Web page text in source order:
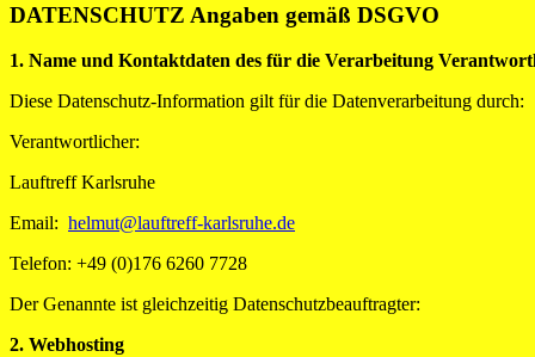
DATENSCHUTZ Angaben gemäß DSGVO
1. Name und Kontaktdaten des für die Verarbeitung
Diese Datenschutz-Information gilt für die Datenverarbeitung durch:
Verantwortlicher:
Lauftreff Karlsruhe
Email: helmut@lauftreff-karlsruhe.de
Telefon: +49 (0)176 6260 7728
Der Genannte ist gleichzeitig Datenschutzbeauftragter:
2. Webhosting